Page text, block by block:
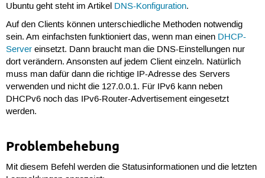
;; MSG SIZE  rcvd: 92
Ubuntu geht steht im Artikel DNS-Konfiguration.
Auf den Clients können unterschiedliche Methoden notwendig
sein. Am einfachsten funktioniert das, wenn man einen DHCP-
Servereinsetzt. Dann braucht man die DNS-Einstellungen nur
dort verändern. Ansonsten auf jedem Client einzeln. Natürlich
muss man dafür dann die richtige IP-Adresse des Servers
verwenden und nicht die 127.0.0.1. Für IPv6 kann neben
DHCPv6 noch das IPv6-Router-Advertisement eingesetzt
werden.
Problembehebung
Mit diesem Befehl werden die Statusinformationen und die letzten